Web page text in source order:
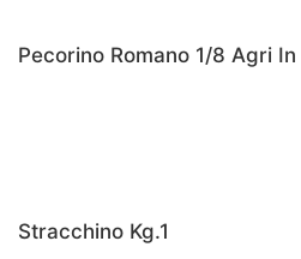
Pecorino Romano 1/8 Agri In
Stracchino Kg.1